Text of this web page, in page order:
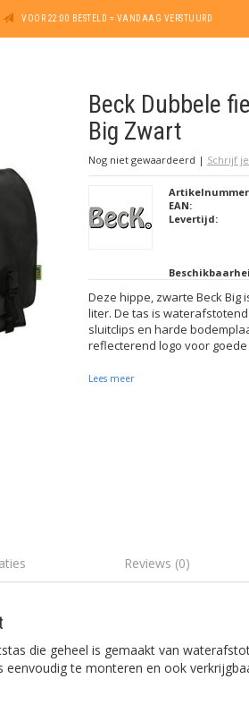
VOOR 22:00 BESTELD = VANDAAG VERSTUURD
Beck Dubbele
Big Zwart
Nog niet gewaardeerd | Schrijf
EAN:
Levertijd:
Deze hippe, zwarte Beck Big
liter. De tas is
sluitclips en harde
reflecterend logo voor
Lees meer
Reviews (0)
die geheel is gemaakt van
te monteren en ook